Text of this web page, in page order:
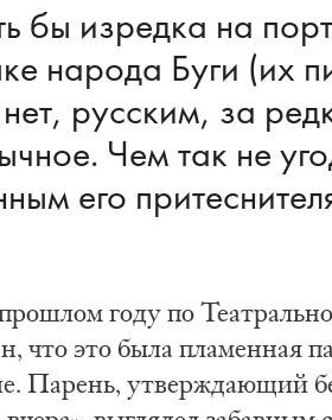
бы из­ред­ка на
на­ро­да Бу­ги (их
рус­ским, за
Чем так не
его
го­ду по
что это бы­ла пла­мен­ная
Па­рень, ут­вер­жда­ю­щий